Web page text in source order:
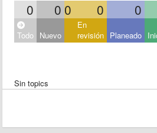
0 0 0 0 0
Todo Nuevo
En
revisión Planeado
Sin topics